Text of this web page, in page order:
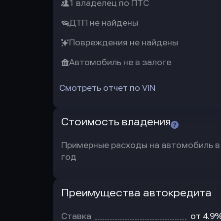
1 владелец по ПТС
ДТП не найдены
Повреждения не найдены
Автомобиль не в залоге
Смотреть отчет по VIN
Стоимость владения
Примерные расходы на автомобиль в
год
Преимущества автокредита
Ставка от